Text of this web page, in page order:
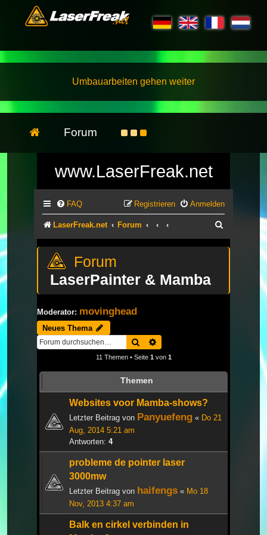
Umbauarbeiten gehen weiter
Forum
www.LaserFreak.net
FAQ Anmelden
Registrieren
LaserFreak.net Forum
LaserPainter & Mamba
Moderator: movinghead
Neues Thema
Suche
11 Themen • Seite 1von 1
Themen
Websites voor Mamba-shows?
Letzter Beitrag von Panyuefeng « Do 21
Aug, 2014 5:21 am
Antworten: 4
probleme de pointer laser
3000mw
Letzter Beitrag von haifengs « Mo 18
Nov, 2013 4:37 am
Balk en cirkel verbinden in